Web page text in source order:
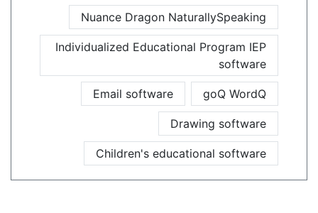
Nuance Dragon NaturallySpeaking
Individualized Educational Program IEP
software
goQ WordQ
Email software
Drawing software
Children's educational software